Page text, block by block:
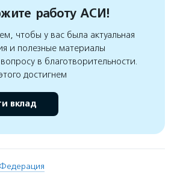
работу АСИ!
чтобы у вас была актуальная
и полезные материалы
в благотворительности.
достигнем
вклад